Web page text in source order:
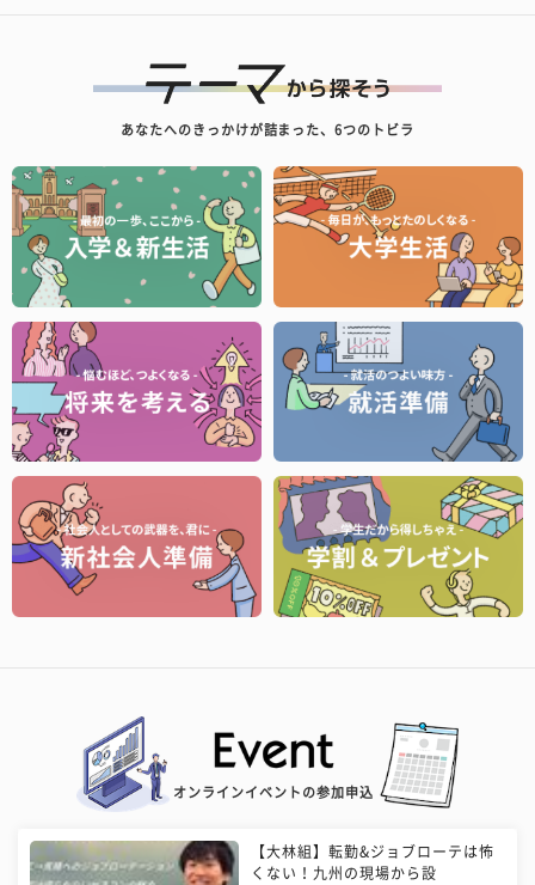
あなたへのきっかけが詰まった、6つのトビラ
オンラインイベントの参加申込
【大林組】転勤&ジョブローテは怖
くない！九州の現場から設